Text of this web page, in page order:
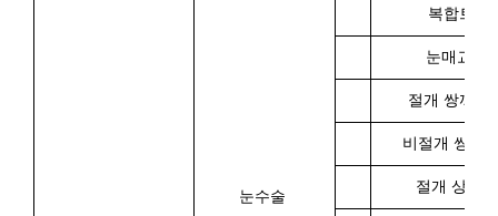
눈수술
복합트임
눈매교정
절개 쌍꺼풀
비절개 쌍꺼
절개 상안